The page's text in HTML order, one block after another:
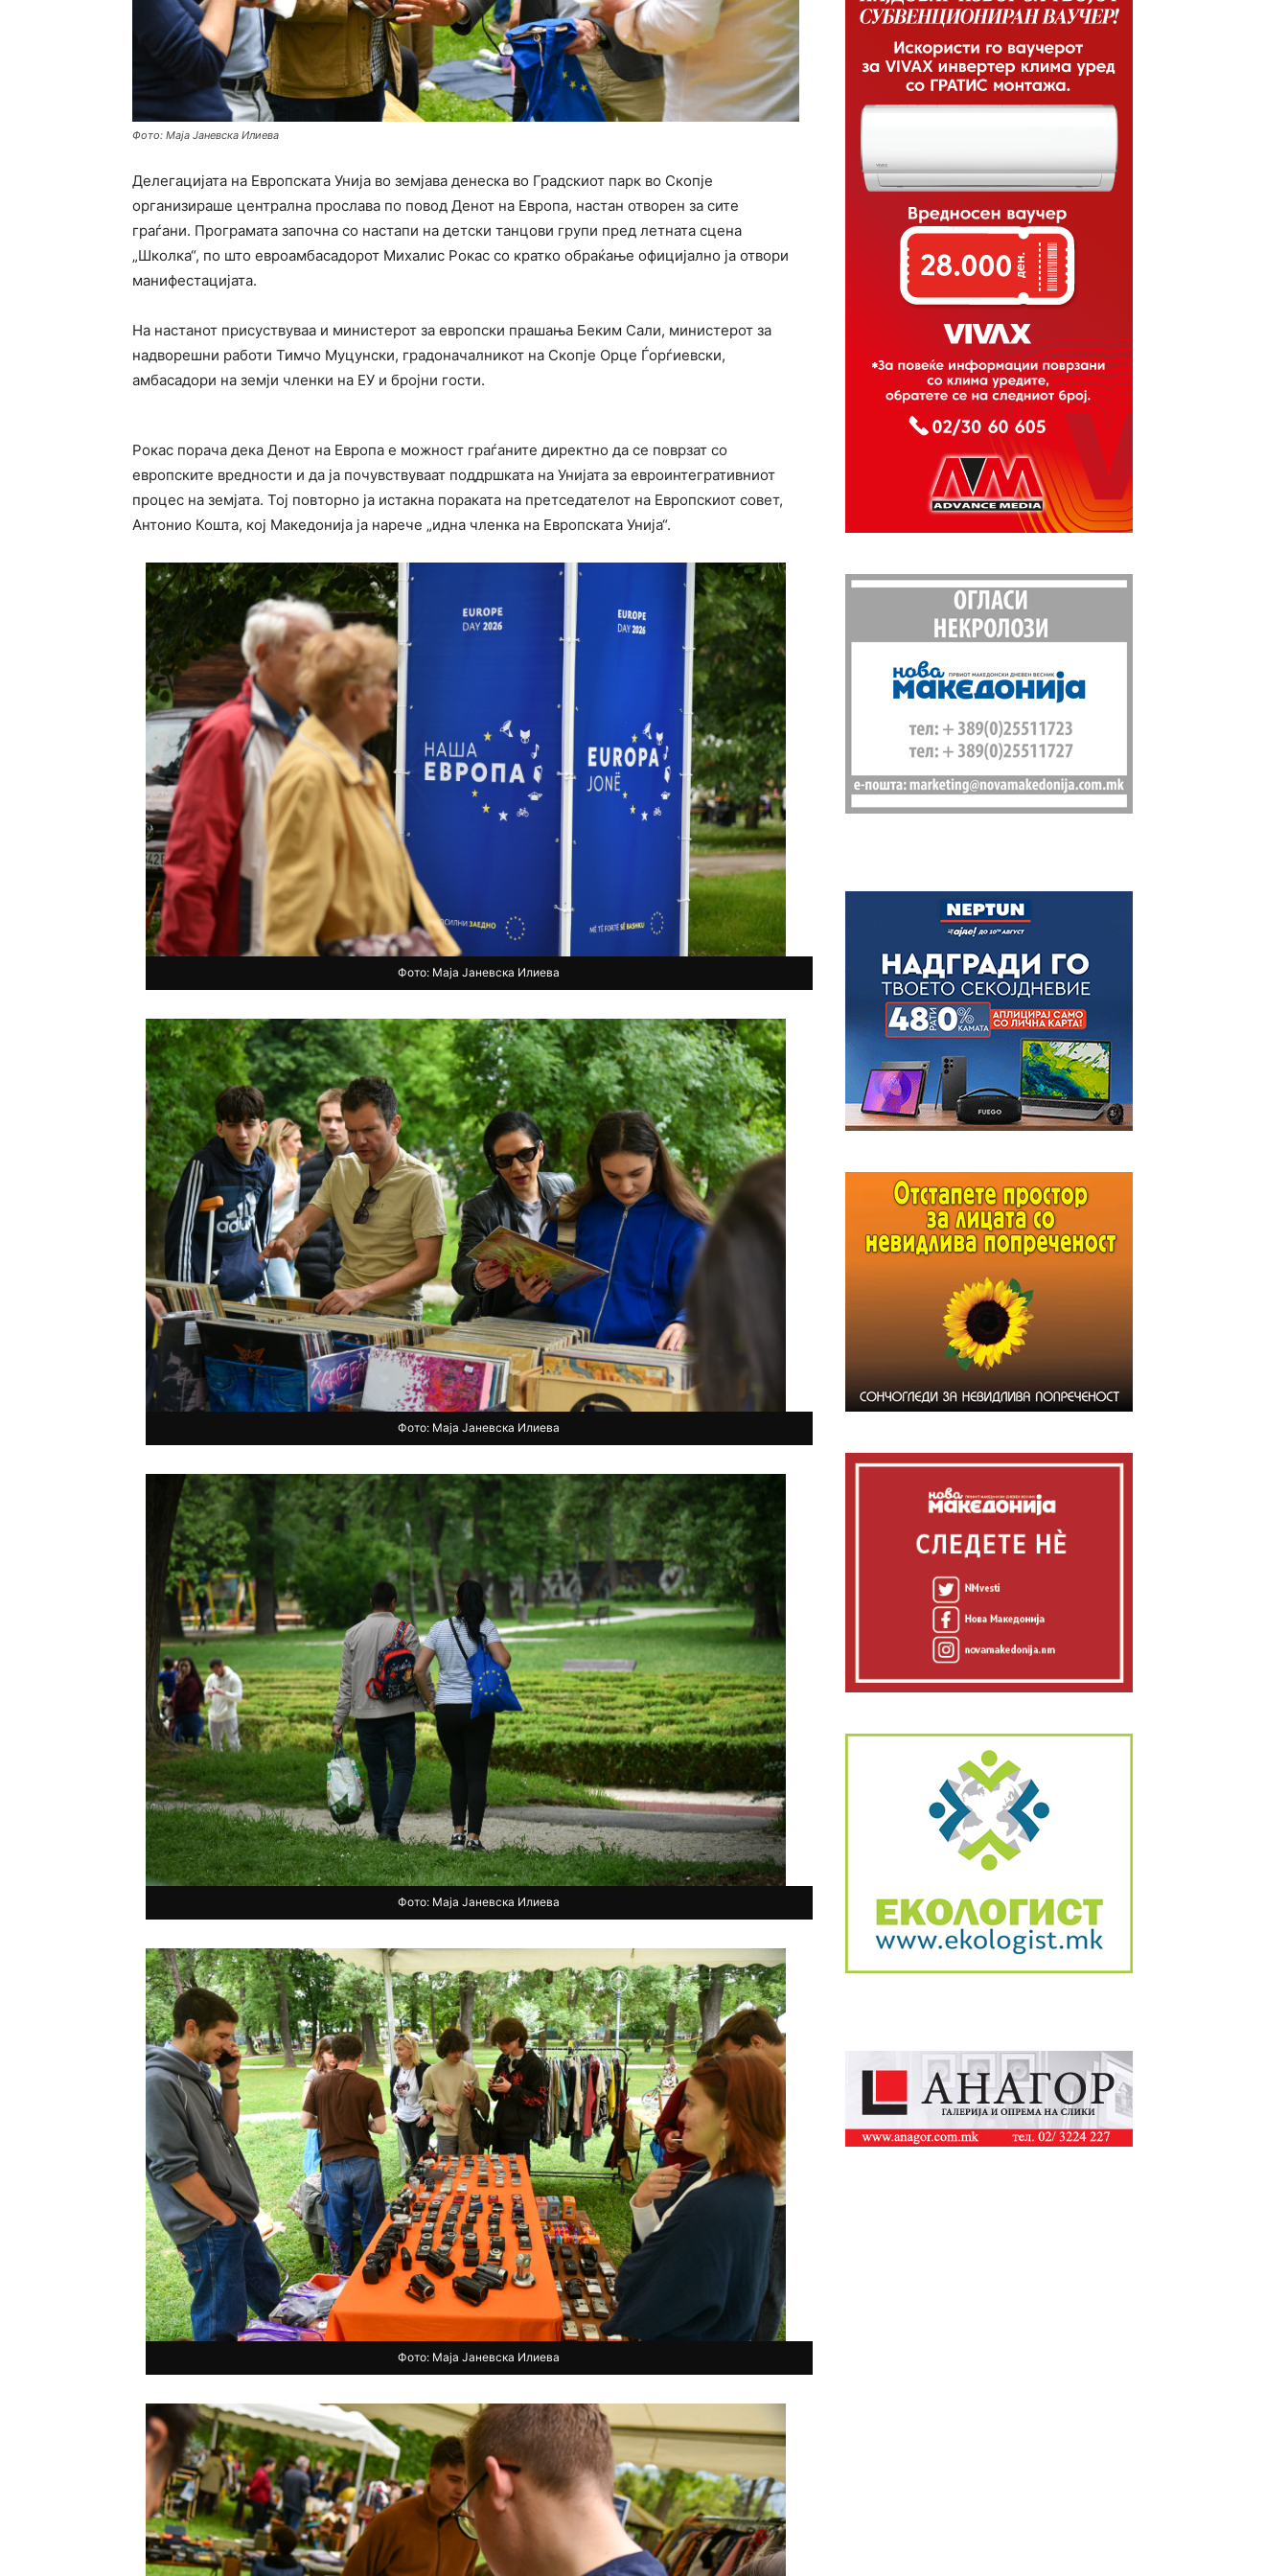
Фото: Маја Јаневска Илиева
Делегацијата на Европската Унија во земјава денеска во Градскиот парк во Скопје
организираше централна прослава по повод Денот на Европа, настан отворен за сите
граѓани. Програмата започна со настапи на детски танцови групи пред летната сцена
„Школка“, по што евроамбасадорот Михалис Рокас со кратко обраќање официјално ја отвори
манифестацијата.
На настанот присуствуваа и министерот за европски прашања Беким Сали, министерот за
надворешни работи Тимчо Муцунски, градоначалникот на Скопје Орце Ѓорѓиевски,
амбасадори на земји членки на ЕУ и бројни гости.
Рокас порача дека Денот на Европа е можност граѓаните директно да се поврзат со
европските вредности и да ја почувствуваат поддршката на Унијата за евроинтегративниот
процес на земјата. Тој повторно ја истакна пораката на претседателот на Европскиот совет,
Антонио Кошта, кој Македонија ја нарече „идна членка на Европската Унија“.
Фото: Маја Јаневска Илиева
Фото: Маја Јаневска Илиева
Фото: Маја Јаневска Илиева
Фото: Маја Јаневска Илиева